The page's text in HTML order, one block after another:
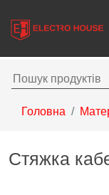
Головна
Стяжка